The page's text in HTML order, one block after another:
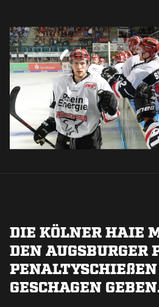
DIE KÖLNER HAIE
DEN
PENALTYSCHIEß
GESCHAGEN